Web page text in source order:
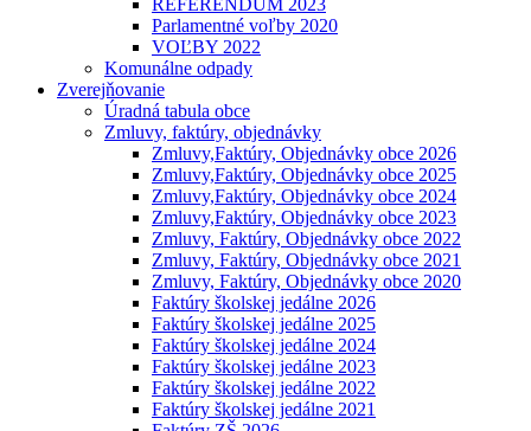
REFERENDUM 2023
Parlamentné voľby 2020
VOĽBY 2022
Komunálne odpady
Zverejňovanie
Úradná tabula obce
Zmluvy, faktúry, objednávky
Zmluvy,Faktúry, Objednávky obce 2026
Zmluvy,Faktúry, Objednávky obce 2025
Zmluvy,Faktúry, Objednávky obce 2024
Zmluvy,Faktúry, Objednávky obce 2023
Zmluvy, Faktúry, Objednávky obce 2022
Zmluvy, Faktúry, Objednávky obce 2021
Zmluvy, Faktúry, Objednávky obce 2020
Faktúry školskej jedálne 2026
Faktúry školskej jedálne 2025
Faktúry školskej jedálne 2024
Faktúry školskej jedálne 2023
Faktúry školskej jedálne 2022
Faktúry školskej jedálne 2021